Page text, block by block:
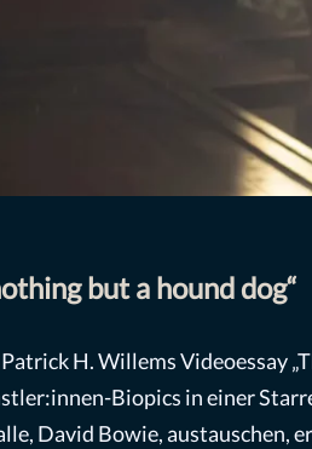
but a hound dog“
H. Willems Videoessay
Biopics in einer
David Bowie, austauschen,